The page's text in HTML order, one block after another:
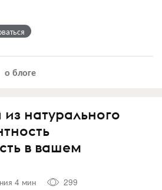
о блоге
натурального
в вашем
4 мин
299